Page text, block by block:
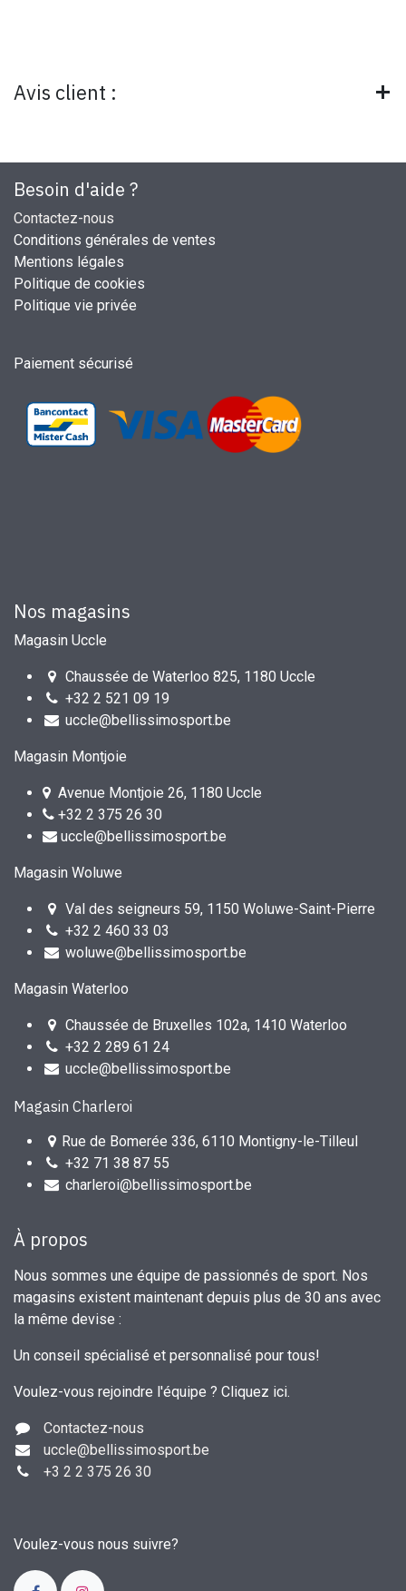
Avis client :
Besoin d'aide ?
Contactez-nous
Conditions générales de ventes
Mentions légales
Politique de cookies
Politique vie privée
Paiement sécurisé
Nos magasins
Magasin Uccle
Chaussée de Waterloo 825, 1180 Uccle
+32 2 521 09 19
uccle@bellissimosport.be
Magasin Montjoie
Avenue Montjoie 26, 1180 Uccle
+32 2 375 26 30
uccle@bellissimosport.be
Magasin Woluwe
Val des seigneurs 59, 1150 Woluwe-Saint-Pierre
+32 2 460 33 03
woluwe@bellissimosport.be
Magasin Waterloo
Chaussée de Bruxelles 102a, 1410 Waterloo
+32 2 289 61 24
uccle@bellissimosport.be
Magasin Charleroi
Rue de Bomerée 336, 6110 Montigny-le-Tilleul
+32 71 38 87 55
charleroi@bellissimosport.be
À propos
Nous sommes une équipe de passionnés de sport. Nos
magasins existent maintenant depuis plus de 30 ans avec
la même devise :
Un conseil spécialisé et personnalisé pour tous!
Voulez-vous rejoindre l'équipe ? Cliquez ici.
Contactez-nous
uccle@bellissimosport.be
+3 2 2 375 26 30
Voulez-vous nous suivre?